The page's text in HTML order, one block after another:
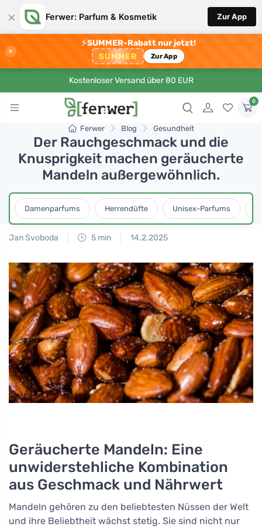
× Ferwer: Parfum & Kosmetik Zur App
×
⚡SUMMER-Rabatt nur jetzt!
SUMMER Zur App
Kostenloser Versand über 80 EUR
0
Ferwer Blog Gesundheit
Der Rauchgeschmack und die
Knusprigkeit machen geräucherte
Mandeln außergewöhnlich.
Damenparfums Herrendüfte Unisex-Parfums
Jan Svoboda 5 min 14.2.2025
Geräucherte Mandeln: Eine
unwiderstehliche Kombination
aus Geschmack und Nährwert
Mandeln gehören zu den beliebtesten Nüssen der Welt
und ihre Beliebtheit wächst stetig. Sie sind nicht nur